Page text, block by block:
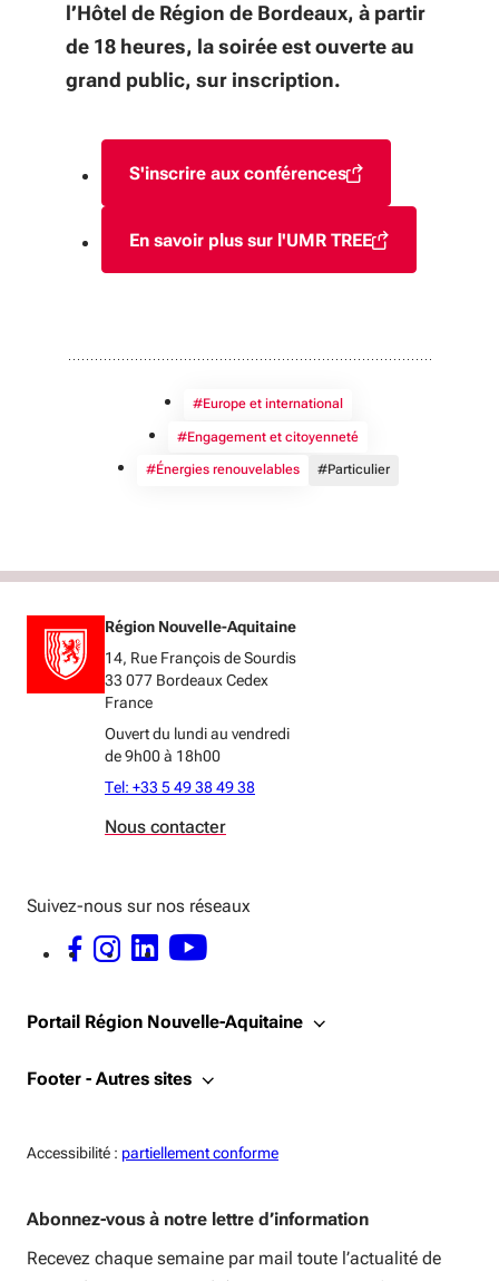
l’Hôtel de Région de Bordeaux, à partir
de 18 heures, la soirée est ouverte au
grand public, sur inscription.
S'inscrire aux conférences
(S'ouvre dans une nouvelle
En savoir plus sur l'UMR TREE
(S'ouvre dans une nouvelle
#Europe et international
#Engagement et citoyenneté
#Énergies renouvelables #Particulier
Région Nouvelle-Aquitaine
14, Rue François de Sourdis
33 077 Bordeaux Cedex
France
Ouvert du lundi au vendredi
de 9h00 à 18h00
Tel: +33 5 49 38 49 38
Nous contacter
Suivez-nous sur nos réseaux
FACEBOOK - OUVERTURE DANS UNE NOUVELLE FENÊTRE
INSTAGRAM - OUVERTURE DANS UNE NOUVELLE FENÊTRE
LINKEDIN - OUVERTURE DANS UNE NOUVELLE FENÊTRE
YOUTUBE - OUVERTURE DANS UNE NOUVELLE FENÊTRE
Portail Région Nouvelle-Aquitaine
Footer - Autres sites
Accessibilité : Accessiblité:
partiellement conforme
Abonnez-vous à notre lettre d’information
Recevez chaque semaine par mail toute l’actualité de